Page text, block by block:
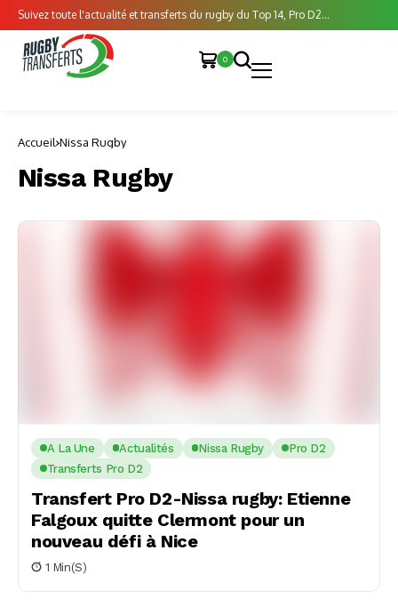
Suivez toute l'actualité et transferts du rugby du Top 14, Pro D2...
0
Accueil Nissa Rugby
Nissa Rugby
A La Une Actualités Nissa Rugby
Pro D2
Transferts Pro D2
Transfert Pro D2-Nissa rugby: Etienne
Falgoux quitte Clermont pour un
nouveau défi à Nice
1 Min(s)